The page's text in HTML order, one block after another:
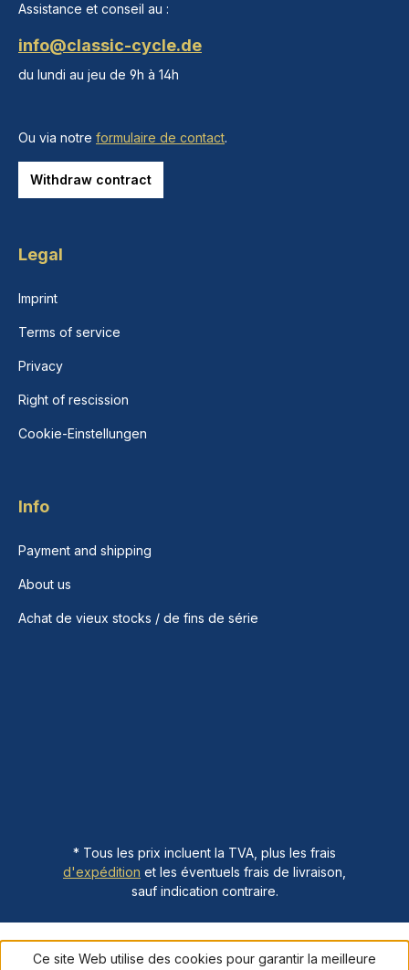
Assistance et conseil au :
info@classic-cycle.de
du lundi au jeu de 9h à 14h
Ou via notre formulaire de contact.
Withdraw contract
Legal
Imprint
Terms of service
Privacy
Right of rescission
Cookie-Einstellungen
Info
Payment and shipping
About us
Achat de vieux stocks / de fins de série
* Tous les prix incluent la TVA, plus les frais
d'expédition et les éventuels frais de livraison,
sauf indication contraire.
Ce site Web utilise des cookies pour garantir la meilleure